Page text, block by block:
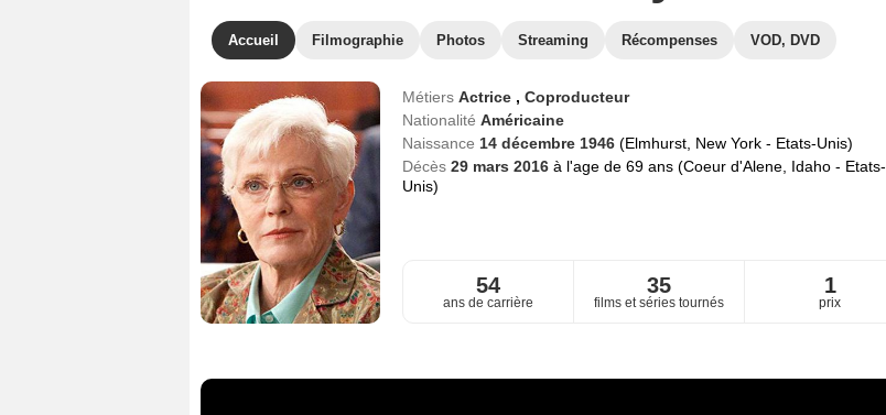
Accueil Filmographie Photos Streaming Récompenses VOD, DVD
Métiers Actrice , Coproducteur
Nationalité Américaine
Naissance 14 décembre 1946 (Elmhurst, New York - Etats-Unis)
Décès 29 mars 2016 à l'age de 69 ans (Coeur d'Alene, Idaho - Etats-
Unis)
54
ans de carrière
35
films et séries tournés
1
prix